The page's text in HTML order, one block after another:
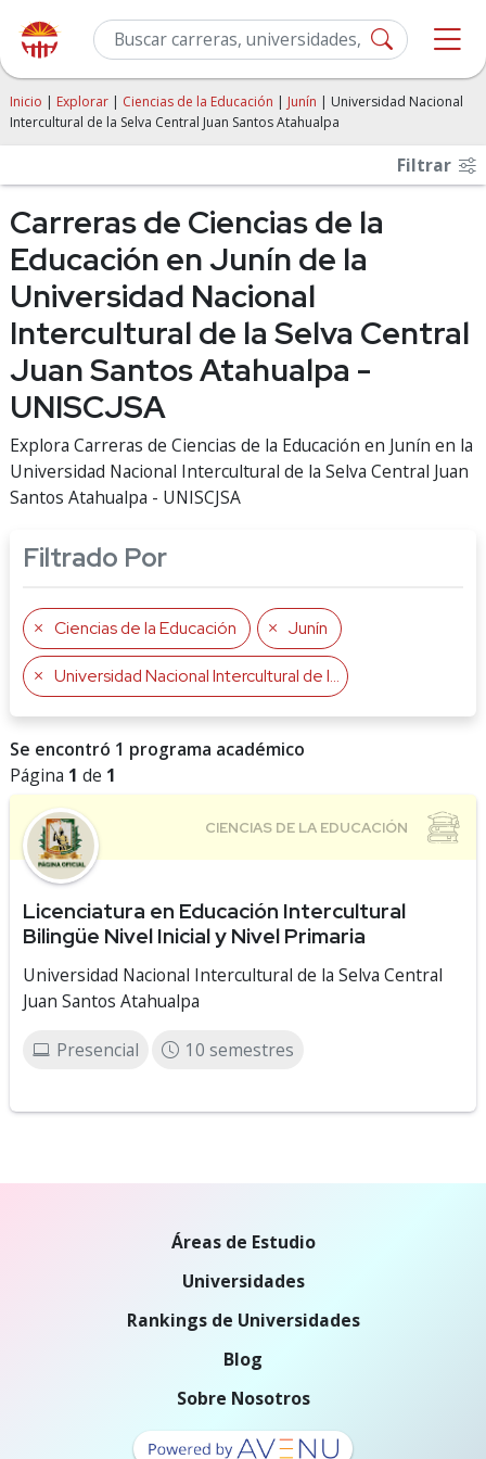
Inicio | Explorar | Ciencias de la Educación | Junín | Universidad Nacional
Intercultural de la Selva Central Juan Santos Atahualpa
Filtrar
Carreras de Ciencias de la
Educación en Junín de la
Universidad Nacional
Intercultural de la Selva Central
Juan Santos Atahualpa -
UNISCJSA
Explora Carreras de Ciencias de la Educación en Junín en la
Universidad Nacional Intercultural de la Selva Central Juan
Santos Atahualpa - UNISCJSA
Filtrado Por
Ciencias de la Educación Junín
Universidad Nacional Intercultural de la Selva Central Juan Santos Atahualpa
Se encontró 1 programa académico
Página 1 de 1
Licenciatura en Educación Intercultural
Bilingüe Nivel Inicial y Nivel Primaria
Universidad Nacional Intercultural de la Selva Central
Juan Santos Atahualpa
Presencial 10 semestres
Áreas de Estudio
Universidades
Rankings de Universidades
Blog
Sobre Nosotros